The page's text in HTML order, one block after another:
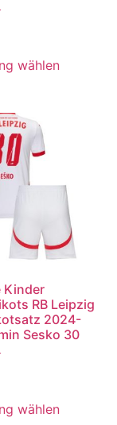
wählen
Kinder
RB Leipzig
2024-
Sesko 30
wählen